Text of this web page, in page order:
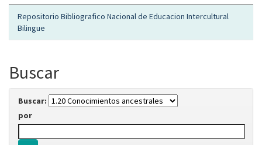
Repositorio Bibliografico Nacional de Educacion Intercultural
Bilingue
Buscar
Buscar:
por